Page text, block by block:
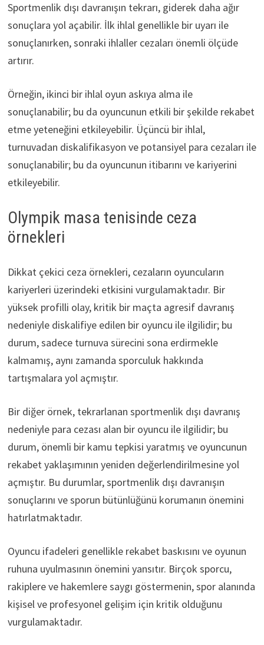
Sportmenlik dışı davranışın tekrarı, giderek daha ağır
sonuçlara yol açabilir. İlk ihlal genellikle bir uyarı ile
sonuçlanırken, sonraki ihlaller cezaları önemli ölçüde
artırır.
Örneğin, ikinci bir ihlal oyun askıya alma ile
sonuçlanabilir; bu da oyuncunun etkili bir şekilde rekabet
etme yeteneğini etkileyebilir. Üçüncü bir ihlal,
turnuvadan diskalifikasyon ve potansiyel para cezaları ile
sonuçlanabilir; bu da oyuncunun itibarını ve kariyerini
etkileyebilir.
Olympik masa tenisinde ceza
örnekleri
Dikkat çekici ceza örnekleri, cezaların oyuncuların
kariyerleri üzerindeki etkisini vurgulamaktadır. Bir
yüksek profilli olay, kritik bir maçta agresif davranış
nedeniyle diskalifiye edilen bir oyuncu ile ilgilidir; bu
durum, sadece turnuva sürecini sona erdirmekle
kalmamış, aynı zamanda sporculuk hakkında
tartışmalara yol açmıştır.
Bir diğer örnek, tekrarlanan sportmenlik dışı davranış
nedeniyle para cezası alan bir oyuncu ile ilgilidir; bu
durum, önemli bir kamu tepkisi yaratmış ve oyuncunun
rekabet yaklaşımının yeniden değerlendirilmesine yol
açmıştır. Bu durumlar, sportmenlik dışı davranışın
sonuçlarını ve sporun bütünlüğünü korumanın önemini
hatırlatmaktadır.
Oyuncu ifadeleri genellikle rekabet baskısını ve oyunun
ruhuna uyulmasının önemini yansıtır. Birçok sporcu,
rakiplere ve hakemlere saygı göstermenin, spor alanında
kişisel ve profesyonel gelişim için kritik olduğunu
vurgulamaktadır.